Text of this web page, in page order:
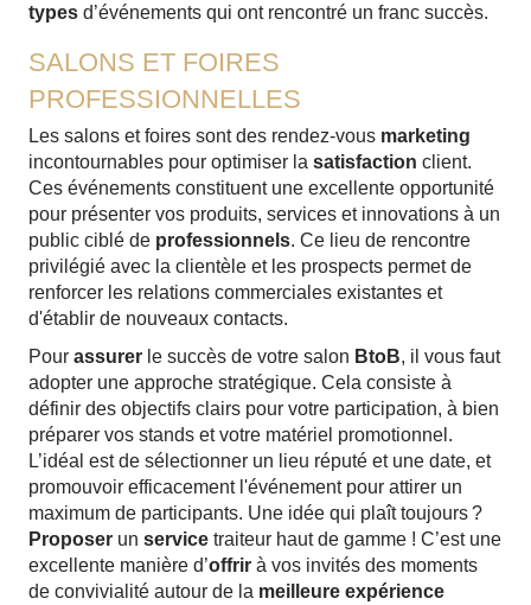
types d’événements qui ont rencontré un franc succès.
SALONS ET FOIRES
PROFESSIONNELLES
Les salons et foires sont des rendez-vous marketing
incontournables pour optimiser la satisfaction client.
Ces événements constituent une excellente opportunité
pour présenter vos produits, services et innovations à un
public ciblé de professionnels. Ce lieu de rencontre
privilégié avec la clientèle et les prospects permet de
renforcer les relations commerciales existantes et
d'établir de nouveaux contacts.
Pour assurer le succès de votre salon BtoB, il vous faut
adopter une approche stratégique. Cela consiste à
définir des objectifs clairs pour votre participation, à bien
préparer vos stands et votre matériel promotionnel.
L’idéal est de sélectionner un lieu réputé et une date, et
promouvoir efficacement l'événement pour attirer un
maximum de participants. Une idée qui plaît toujours ?
Proposer un service traiteur haut de gamme ! C’est une
excellente manière d’offrir à vos invités des moments
de convivialité autour de la meilleure expérience